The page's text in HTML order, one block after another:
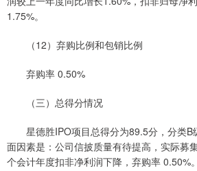
1.75%。
（12）弃购比例和包销比例
弃购率 0.50%
（三）总得分情况
星德胜IPO项目总得分为89.5分，分类B
面因素是：公司信披质量有待提高，实际募
个会计年度扣非净利润下降，弃购率 0.50%